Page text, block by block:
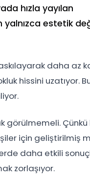
hızla yayılan
estetik
daha az
hissini uzatıyor.
görülmemeli. Çünkü
için geliştirilmiş
daha etkili
zorlaşıyor.